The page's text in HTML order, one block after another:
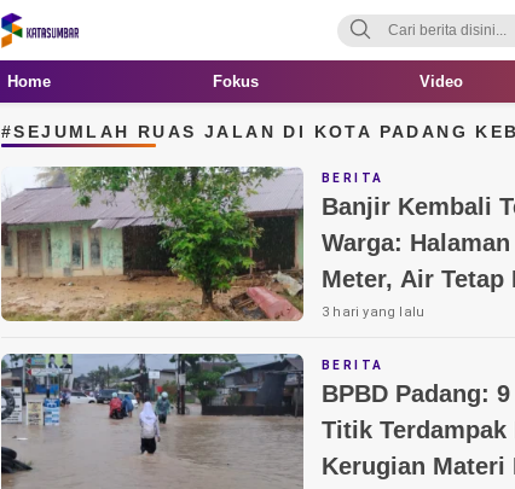
Kata Sumbar
Berita Sumbar Hari Ini
Home Fokus Video
#SEJUMLAH RUAS JALAN DI KOTA PADANG
BERITA
Banjir Kembali
Warga:
Meter, Air Tetap
3 hari yang lalu
BERITA
BPBD Padang:
Titik
Kerugian Materi